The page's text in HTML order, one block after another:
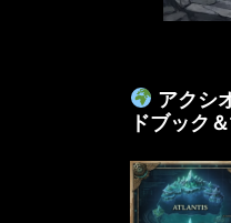
アクシ
ドブック